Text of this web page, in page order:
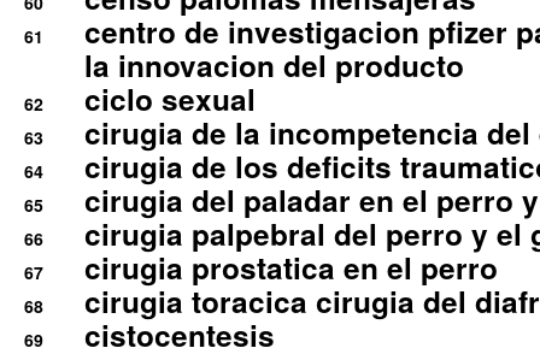
61
centro de investigacion pfizer
la innovacion del producto
62 ciclo sexual
63 cirugia de la incompetencia
64 cirugia de los deficits
65 cirugia del paladar en el perro
66 cirugia palpebral del perro y el
67 cirugia prostatica en el perro
68 cirugia toracica cirugia del
69 cistocentesis